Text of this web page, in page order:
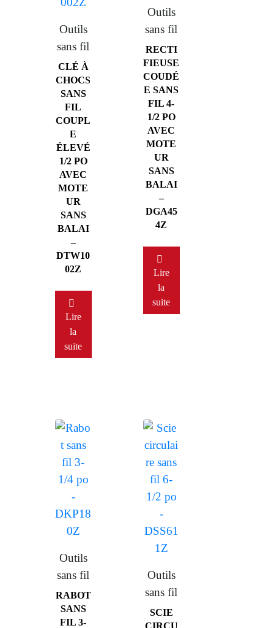
Outils
sans fil
CLÉ À
CHOCS
SANS
FIL
COUPL
E
ÉLEVÉ
1/2 PO
AVEC
MOTE
UR
SANS
BALAI
–
DTW10
02Z
Lire
la
suite
Outils
sans fil
RECTI
FIEUSE
COUDÉ
E SANS
FIL 4-
1/2 PO
AVEC
MOTE
UR
SANS
BALAI
–
DGA45
4Z
Lire
la
suite
Outils
sans fil
RABOT
SANS
FIL 3-
Outils
sans fil
SCIE
CIRCU